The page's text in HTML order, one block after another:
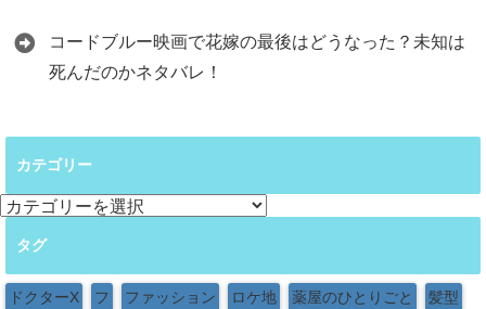
コードブルー映画で花嫁の最後はどうなった？未知は
死んだのかネタバレ！
カテゴリー
カ
リ
ー
タグ
ドクターX フ ファッション ロケ地 薬屋のひとりごと 髪型